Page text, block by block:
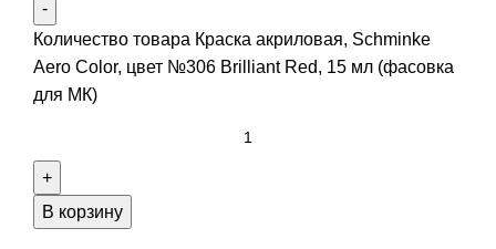
Количество товара Краска акриловая, Schminke
Aero Color, цвет №306 Brilliant Red, 15 мл (фасовка
для МК)
В корзину